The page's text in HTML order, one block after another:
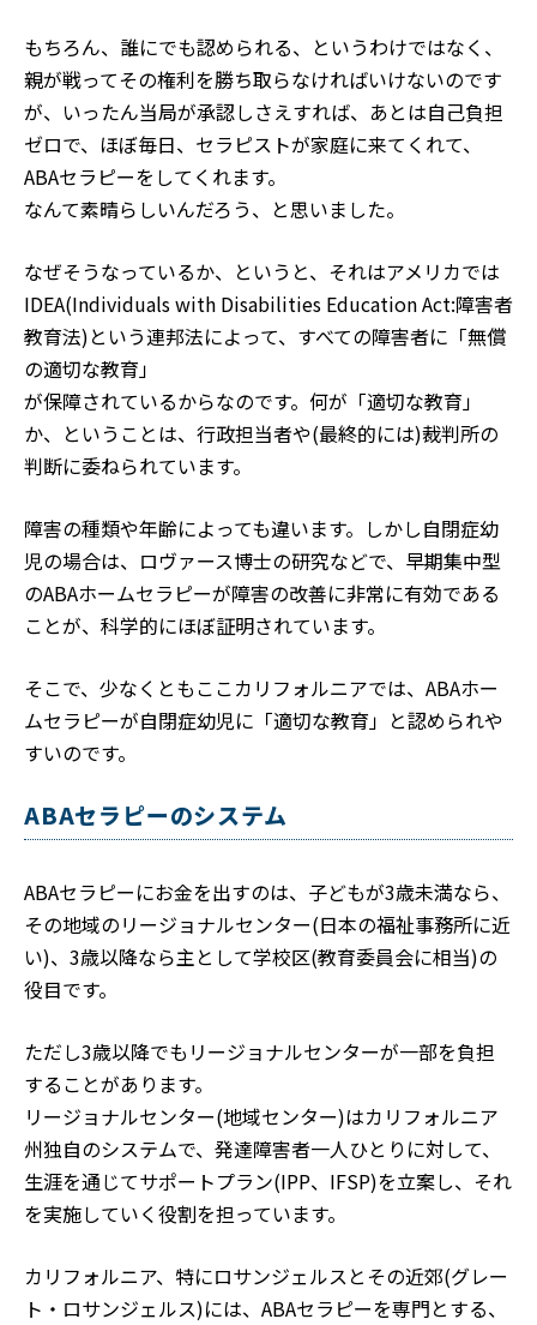
もちろん、誰にでも認められる、というわけではなく、
親が戦ってその権利を勝ち取らなければいけないのです
が、いったん当局が承認しさえすれば、あとは自己負担
ゼロで、ほぼ毎日、セラピストが家庭に来てくれて、
ABAセラピーをしてくれます。
なんて素晴らしいんだろう、と思いました。
なぜそうなっているか、というと、それはアメリカでは
IDEA(Individuals with Disabilities Education Act:障害者
教育法)という連邦法によって、すべての障害者に「無償
の適切な教育」
が保障されているからなのです。何が「適切な教育」
か、ということは、行政担当者や(最終的には)裁判所の
判断に委ねられています。
障害の種類や年齢によっても違います。しかし自閉症幼
児の場合は、ロヴァース博士の研究などで、早期集中型
のABAホームセラピーが障害の改善に非常に有効である
ことが、科学的にほぼ証明されています。
そこで、少なくともここカリフォルニアでは、ABAホー
ムセラピーが自閉症幼児に「適切な教育」と認められや
すいのです。
ABAセラピーのシステム
ABAセラピーにお金を出すのは、子どもが3歳未満なら、
その地域のリージョナルセンター(日本の福祉事務所に近
い)、3歳以降なら主として学校区(教育委員会に相当)の
役目です。
ただし3歳以降でもリージョナルセンターが一部を負担
することがあります。
リージョナルセンター(地域センター)はカリフォルニア
州独自のシステムで、発達障害者一人ひとりに対して、
生涯を通じてサポートプラン(IPP、IFSP)を立案し、それ
を実施していく役割を担っています。
カリフォルニア、特にロサンジェルスとその近郊(グレー
ト・ロサンジェルス)には、ABAセラピーを専門とする、